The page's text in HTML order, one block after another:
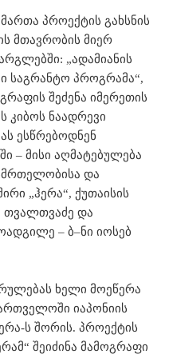
პროექტის გახსნის
მთავრობის მიერ
„ადამიანის
საგრანტო პროგრამა“,
შეძენა იმერეთის
კიბოს ნაადრევი
ესწრებოდნენ
– მისი აღმატებულება
და
„ჰერა“, ქუთაისის
თვალთვაძე და
– ბ–ნი იოსებ
ხელი მოეწერა
იაპონიის
ს შორის. პროექტის
შეიძინა მამოგრაფი